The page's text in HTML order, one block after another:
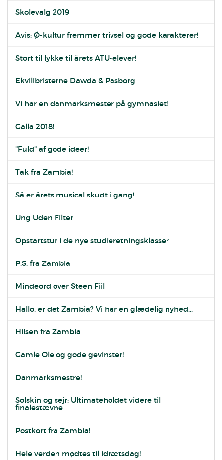
Skolevalg 2019
Avis: Ø-kultur fremmer trivsel og gode karakterer!
Stort til lykke til årets ATU-elever!
Ekvilibristerne Dawda & Pasborg
Vi har en danmarksmester på gymnasiet!
Galla 2018!
"Fuld" af gode ideer!
Tak fra Zambia!
Så er årets musical skudt i gang!
Ung Uden Filter
Opstartstur i de nye studieretningsklasser
P.S. fra Zambia
Mindeord over Steen Fiil
Hallo, er det Zambia? Vi har en glædelig nyhed...
Hilsen fra Zambia
Gamle Ole og gode gevinster!
Danmarksmestre!
Solskin og sejr: Ultimateholdet videre til
finalestævne
Postkort fra Zambia!
Hele verden mødtes til idrætsdag!